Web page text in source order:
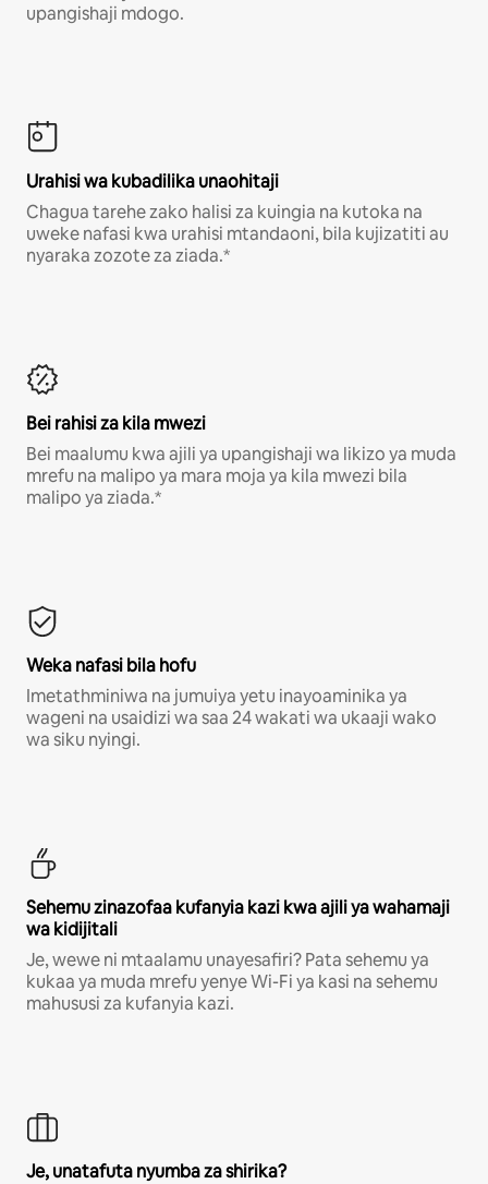
upangishaji mdogo.
Urahisi wa kubadilika unaohitaji
Chagua tarehe zako halisi za kuingia na kutoka na
uweke nafasi kwa urahisi mtandaoni, bila kujizatiti au
nyaraka zozote za ziada.*
Bei rahisi za kila mwezi
Bei maalumu kwa ajili ya upangishaji wa likizo ya muda
mrefu na malipo ya mara moja ya kila mwezi bila
malipo ya ziada.*
Weka nafasi bila hofu
Imetathminiwa na jumuiya yetu inayoaminika ya
wageni na usaidizi wa saa 24 wakati wa ukaaji wako
wa siku nyingi.
Sehemu zinazofaa kufanyia kazi kwa ajili ya wahamaji
wa kidijitali
Je, wewe ni mtaalamu unayesafiri? Pata sehemu ya
kukaa ya muda mrefu yenye Wi-Fi ya kasi na sehemu
mahususi za kufanyia kazi.
Je, unatafuta nyumba za shirika?